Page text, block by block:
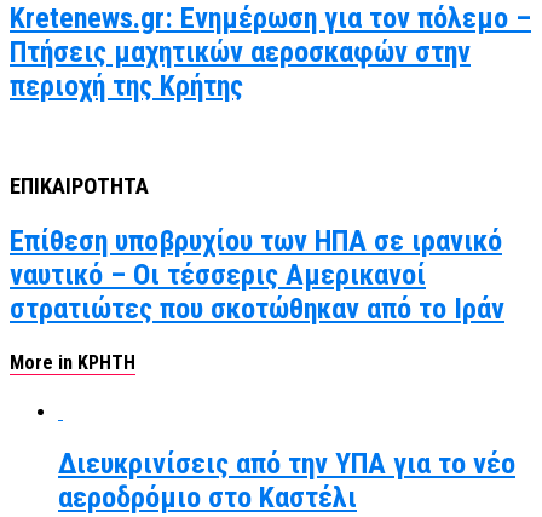
Kretenews.gr: Ενημέρωση για τον πόλεμο –
Πτήσεις μαχητικών αεροσκαφών στην
περιοχή της Κρήτης
ΕΠΙΚΑΙΡΟΤΗΤΑ
Επίθεση υποβρυχίου των ΗΠΑ σε ιρανικό
ναυτικό – Οι τέσσερις Αμερικανοί
στρατιώτες που σκοτώθηκαν από το Ιράν
More in ΚΡΗΤΗ
Διευκρινίσεις από την ΥΠΑ για το νέο
αεροδρόμιο στο Καστέλι